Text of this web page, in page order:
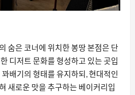
숨은 코너에 위치한 봉땅 본점은 단
디저트 문화를 형성하고 있는 곳입
배기의 형태를 유지하되, 현대적인
새로운 맛을 추구하는 베이커리입